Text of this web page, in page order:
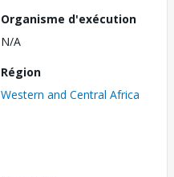
Organisme d'exécution
N/A
Région
Western and Central Africa